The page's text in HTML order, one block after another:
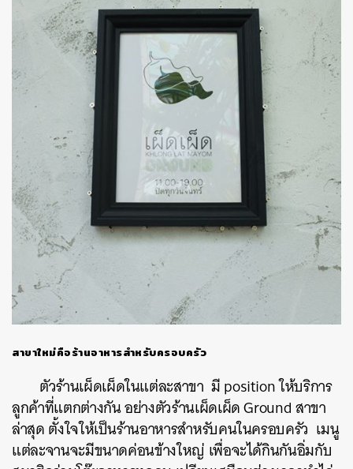
สาขาใหม่คือร้านอาหารสำหรับครอบครัว
ตัวร้านเผ็ดเผ็ดในแต่ละสาขา มี position ให้บริการ
ลูกค้าที่แตกต่างกัน อย่างตัวร้านเผ็ดเผ็ด Ground สาขา
ล่าสุด ตั้งใจให้เป็นร้านอาหารสำหรับคนในครอบครัว เมนู
แต่ละจานจะมีขนาดค่อนข้างใหญ่ เพื่อจะได้กินกันอิ่มกับ